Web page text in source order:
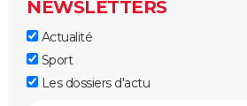
NEWSLETTERS
Actualité
Sport
Les dossiers d'actu